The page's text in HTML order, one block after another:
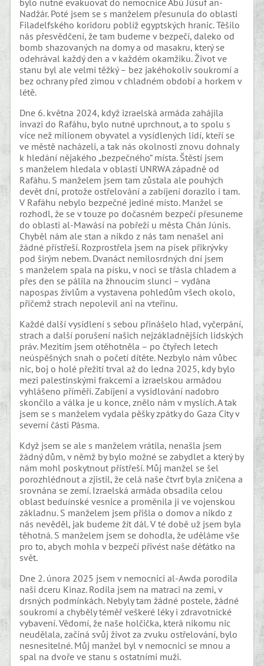
bylo nutné evakuovat do nemocnice Abú Júsuf an-
Nadžár. Poté jsem se s manželem přesunula do oblasti
Filadelfského koridoru poblíž egyptských hranic. Těšilo
nás přesvědčení, že tam budeme v bezpečí, daleko od
bomb shazovaných na domy a od masakru, který se
odehrával každý den a v každém okamžiku. Život ve
stanu byl ale velmi těžký – bez jakéhokoliv soukromí a
bez ochrany před zimou v chladném období a horkem v
létě.
Dne 6. května 2024, když izraelská armáda zahájila
invazi do Rafáhu, bylo nutné uprchnout, a to spolu s
více než milionem obyvatel a vysídlených lidí, kteří se
ve městě nacházeli, a tak nás okolnosti znovu dohnaly
k hledání nějakého „bezpečného“ místa. Štěstí jsem
s manželem hledala v oblasti UNRWA západně od
Rafáhu. S manželem jsem tam zůstala ale pouhých
devět dní, protože ostřelování a zabíjení dorazilo i tam.
V Rafáhu nebylo bezpečné jediné místo. Manžel se
rozhodl, že se v touze po dočasném bezpečí přesuneme
do oblasti al-Mawásí na pobřeží u města Chán Júnis.
Chyběl nám ale stan a nikdo z nás tam nenašel ani
žádné přístřeší. Rozprostřela jsem na písek přikrývky
pod širým nebem. Dvanáct nemilosrdných dní jsem
s manželem spala na písku, v noci se třásla chladem a
přes den se pálila na žhnoucím slunci – vydána
napospas živlům a vystavena pohledům všech okolo,
přičemž strach nepolevil ani na vteřinu.
Každé další vysídlení s sebou přinášelo hlad, vyčerpání,
strach a další porušení našich nejzákladnějších lidských
práv. Mezitím jsem otěhotněla – po čtyřech letech
neúspěšných snah o početí dítěte. Nezbylo nám vůbec
nic, boj o holé přežití trval až do ledna 2025, kdy bylo
mezi palestinskými frakcemi a izraelskou armádou
vyhlášeno příměří. Zabíjení a vysidlování nadobro
skončilo a válka je u konce, znělo nám v myslích. A tak
jsem se s manželem vydala pěšky zpátky do Gaza City v
severní části Pásma.
Když jsem se ale s manželem vrátila, nenašla jsem
žádný dům, v němž by bylo možné se zabydlet a který by
nám mohl poskytnout přístřeší. Můj manžel se šel
porozhlédnout a zjistil, že celá naše čtvrť byla zničena a
srovnána se zemí. Izraelská armáda obsadila celou
oblast beduínské vesnice a proměnila ji ve vojenskou
základnu. S manželem jsem přišla o domov a nikdo z
nás nevěděl, jak budeme žít dál. V té době už jsem byla
těhotná. S manželem jsem se dohodla, že uděláme vše
pro to, abych mohla v bezpečí přivést naše děťátko na
svět.
Dne 2. února 2025 jsem v nemocnici al-Awda porodila
naši dceru Kinaz. Rodila jsem na matraci na zemi, v
drsných podmínkách. Nebyly tam žádné postele, žádné
soukromí a chyběly téměř veškeré léky i zdravotnické
vybavení. Vědomí, že naše holčička, která nikomu nic
neudělala, začíná svůj život za zvuku ostřelování, bylo
nesnesitelné. Můj manžel byl v nemocnici se mnou a
spal na dvoře ve stanu s ostatními muži.